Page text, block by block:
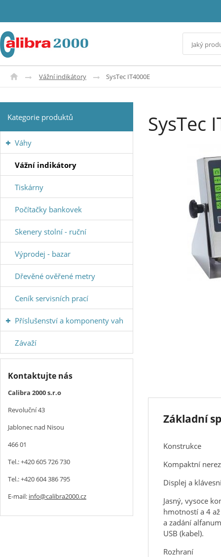
Vážní indikátory SysTec IT4000E
SysTec
Základní
Konstrukce
Kompaktní
Displej a
Jasný, vysoce
hmotností a 4
a zadání
USB (kabel).
Rozhraní
Kategorie produktů
Váhy
Vážní indikátory
Tiskárny
Počítačky bankovek
Skenery stolní - ruční
Výprodej - bazar
Dřevěné ověřené metry
Ceník servisních prací
Příslušenství a komponenty vah
Závaží
Kontaktujte nás
Calibra 2000 s.r.o
Revoluční 43
Jablonec nad Nisou
466 01
Tel.: +420 605 726 730
Tel.: +420 604 386 795
E-mail: info@calibra2000.cz